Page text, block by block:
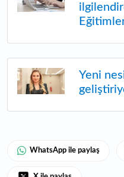
Yeni
WhatsApp ile paylaş